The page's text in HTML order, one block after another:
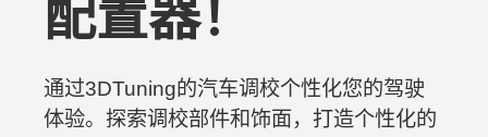
配置器！
通过3DTuning的汽车调校个性化您的驾驶
体验。探索调校部件和饰面，打造个性化的